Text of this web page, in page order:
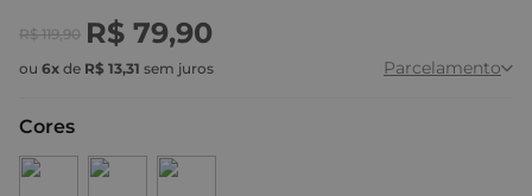
R$ 119,90 R$ 79,90
ou 6x de R$ 13,31 sem juros Parcelamento
Cores